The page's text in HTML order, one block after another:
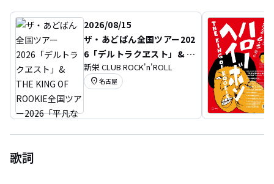
2026/08/15
ザ・あどばん全国ツアー202
6「デルトラクヱスト」& T
HE KING OF ROOKIE全国ツ
アー2026「平凡な僕らのイ
新栄 CLUB ROCK'n'ROLL
location_on 名古屋
歌詞